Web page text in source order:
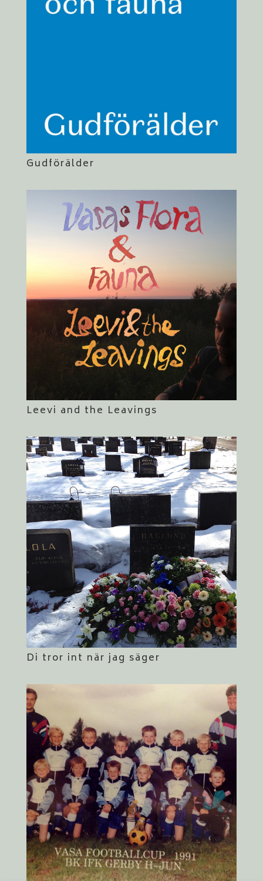
Gudförälder
Leevi and the Leavings
Di tror int när jag säger